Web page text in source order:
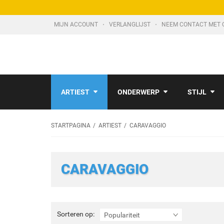
MIJN ACCOUNT VERLANGLIJST NEEM CONTACT MET
ARTIEST ONDERWERP STIJL
STARTPAGINA ARTIEST CARAVAGGIO
CARAVAGGIO
Sorteren op: Populariteit
Sorteren
op: